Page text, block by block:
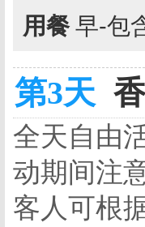
用餐 早-包
第3天
全天自由
动期间注
客人可根